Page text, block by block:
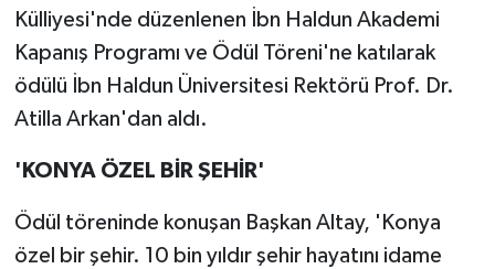
Külliyesi'nde düzenlenen İbn Haldun Akademi
Kapanış Programı ve Ödül Töreni'ne katılarak
ödülü İbn Haldun Üniversitesi Rektörü Prof. Dr.
Atilla Arkan'dan aldı.
'KONYA ÖZEL BİR ŞEHİR'
Ödül töreninde konuşan Başkan Altay, 'Konya
özel bir şehir. 10 bin yıldır şehir hayatını idame